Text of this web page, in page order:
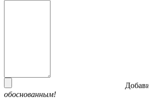
обоснованным!